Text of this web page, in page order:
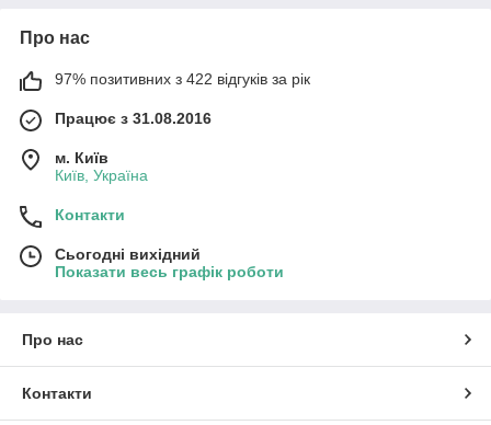
Про нас
97% позитивних з 422 відгуків за рік
Працює з 31.08.2016
м. Київ
Київ, Україна
Контакти
Сьогодні вихідний
Показати весь графік роботи
Про нас
Контакти